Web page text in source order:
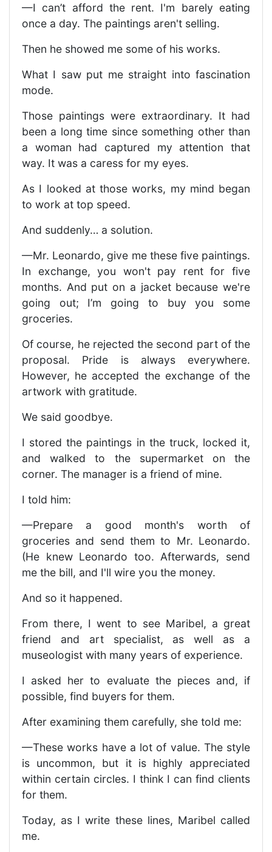
—I can’t afford the rent. I'm barely eating
once a day. The paintings aren't selling.
Then he showed me some of his works.
What I saw put me straight into fascination
mode.
Those paintings were extraordinary. It had
been a long time since something other than
a woman had captured my attention that
way. It was a caress for my eyes.
As I looked at those works, my mind began
to work at top speed.
And suddenly… a solution.
—Mr. Leonardo, give me these five paintings.
In exchange, you won't pay rent for five
months. And put on a jacket because we're
going out; I’m going to buy you some
groceries.
Of course, he rejected the second part of the
proposal. Pride is always everywhere.
However, he accepted the exchange of the
artwork with gratitude.
We said goodbye.
I stored the paintings in the truck, locked it,
and walked to the supermarket on the
corner. The manager is a friend of mine.
I told him:
—Prepare a good month's worth of
groceries and send them to Mr. Leonardo.
(He knew Leonardo too. Afterwards, send
me the bill, and I'll wire you the money.
And so it happened.
From there, I went to see Maribel, a great
friend and art specialist, as well as a
museologist with many years of experience.
I asked her to evaluate the pieces and, if
possible, find buyers for them.
After examining them carefully, she told me:
—These works have a lot of value. The style
is uncommon, but it is highly appreciated
within certain circles. I think I can find clients
for them.
Today, as I write these lines, Maribel called
me.